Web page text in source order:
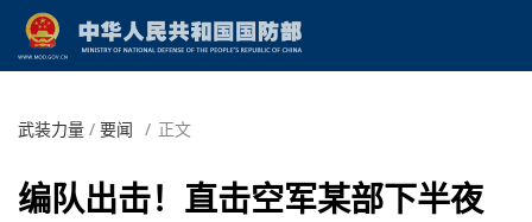
武装力量 / 要闻 / 正文
编队出击！直击空军某部下半夜